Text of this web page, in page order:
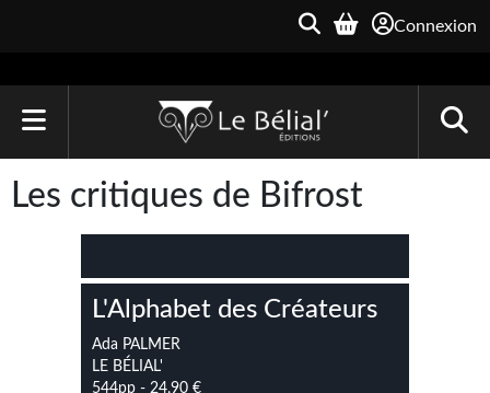
Connexion
Le Bélial'
Une Heure-Lumière
Archive du Futur
Les critiques de Bifrost
L'Alphabet des Créateurs
Ada PALMER
LE BÉLIAL'
544pp - 24,90 €